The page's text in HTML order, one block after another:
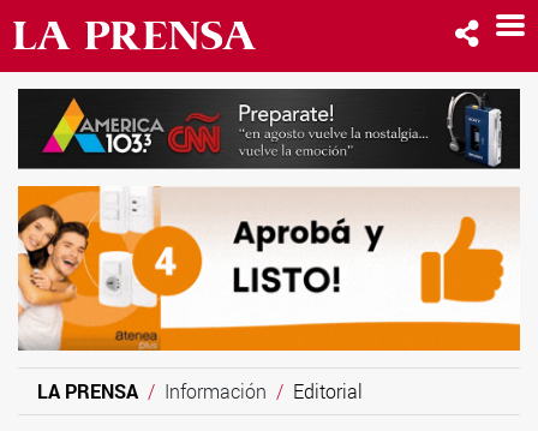
LA PRENSA Información Editorial